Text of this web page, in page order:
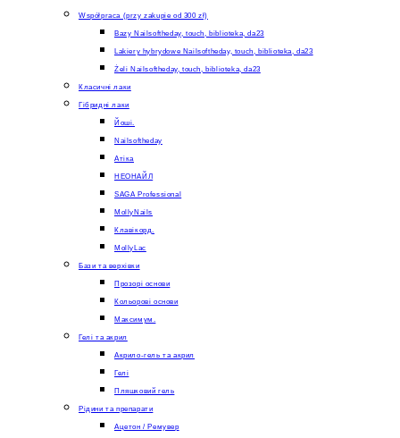
Współpraca (przy zakupie od 300 zł)
Bazy Nailsoftheday, touch, biblioteka, da23
Lakiery hybrydowe Nailsoftheday, touch, biblioteka, da23
Żeli Nailsoftheday, touch, biblioteka, da23
Класичні лаки
Гібридні лаки
Йоші.
Nailsoftheday
Атіка
НЕОНАЙЛ
SAGA Professional
MollyNails
Клавікорд.
MollyLac
Бази та верхівки
Прозорі основи
Кольорові основи
Максимум.
Гелі та акрил
Акрило-гель та акрил
Гелі
Пляшковий гель
Рідини та препарати
Ацетон / Ремувер